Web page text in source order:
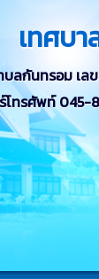
เทศบ
บลกันทรอม เ
โทรศัพท์